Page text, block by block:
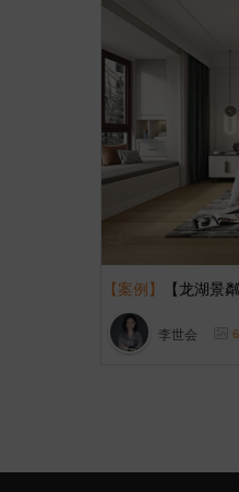
【案例】 【龙湖景
李世会 6